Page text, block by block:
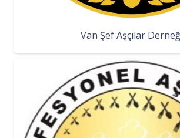
Van Şef Aşçılar